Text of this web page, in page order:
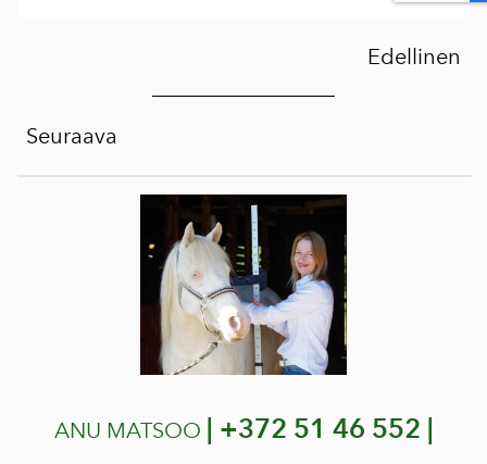
Edellinen
Seuraava
ANU MATSOO | +372 51 46 552 |